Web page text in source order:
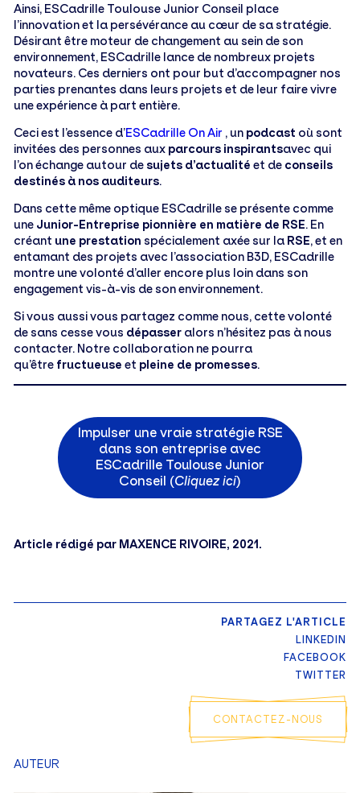
Ainsi, ESCadrille Toulouse Junior Conseil place
l’innovation et la persévérance au cœur de sa stratégie.
Désirant être moteur de changement au sein de son
environnement, ESCadrille lance de nombreux projets
novateurs. Ces derniers ont pour but d’accompagner nos
parties prenantes dans leurs projets et de leur faire vivre
une expérience à part entière.
Ceci est l’essence d’ESCadrille On Air , un podcast où sont
invitées des personnes aux parcours inspirantsavec qui
l’on échange autour de sujets d’actualité et de conseils
destinés à nos auditeurs.
Dans cette même optique ESCadrille se présente comme
une Junior-Entreprise pionnière en matière de RSE. En
créant une prestation spécialement axée sur la RSE, et en
entamant des projets avec l’association B3D, ESCadrille
montre une volonté d’aller encore plus loin dans son
engagement vis-à-vis de son environnement.
Si vous aussi vous partagez comme nous, cette volonté
de sans cesse vous dépasser alors n’hésitez pas à nous
contacter. Notre collaboration ne pourra
qu’être fructueuse et pleine de promesses.
Impulser une vraie stratégie RSE
dans son entreprise avec
ESCadrille Toulouse Junior
Conseil (Cliquez ici)
Article rédigé par MAXENCE RIVOIRE, 2021.
PARTAGEZ L'ARTICLE
LINKEDIN
FACEBOOK
TWITTER
CONTACTEZ-NOUS
AUTEUR